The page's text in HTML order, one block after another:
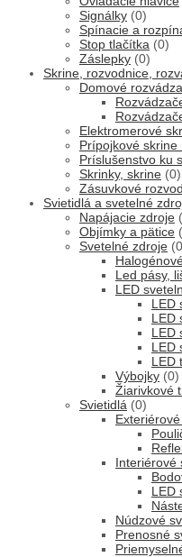
Signálky (0)
Spínacie a
Stop tlačítka (0)
Záslepky (0)
Skrine, rozvodnice,
Domové
Elektromerové
Prípojkové skrine
Príslušenstvo ku
Skrinky, skrine (0)
Zásuvkové
Svietidlá a svetelné
Napájacie zdroje
Objímky a pätice
Svetelné zdroje
Led pásy,
LED
LED
LED
LED
LED
LED
Výbojky (0)
Žiarivkové
Svietidlá (0)
Interiérové
LED
Núdzové
Prenosné